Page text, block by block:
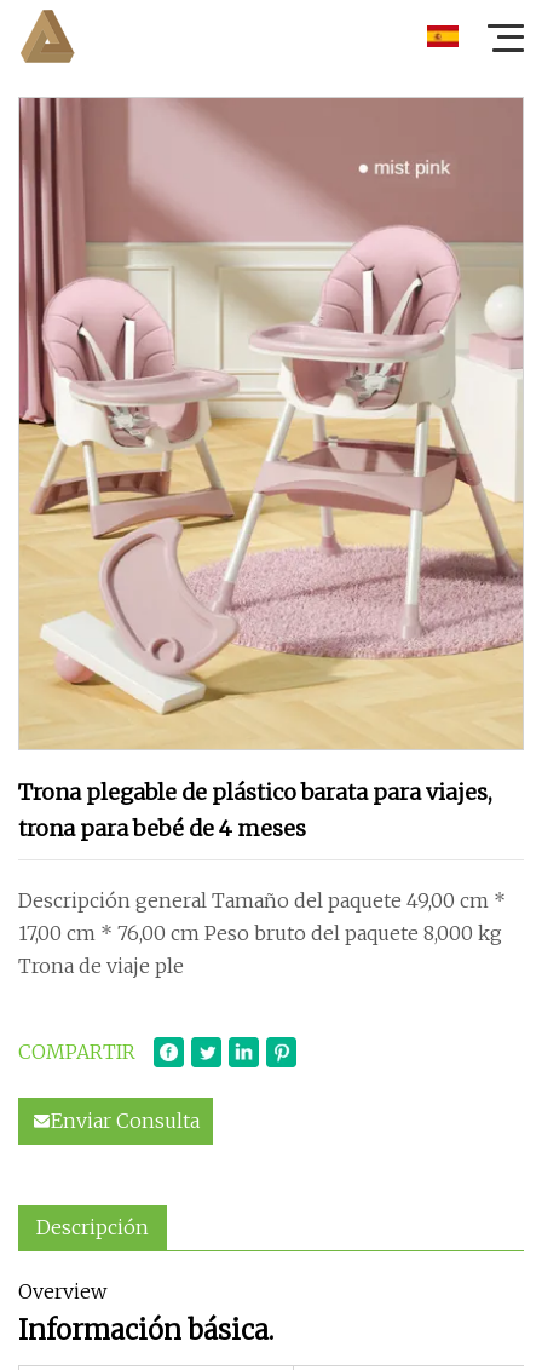
Trona plegable de plástico barata para viajes,
trona para bebé de 4 meses
Descripción general Tamaño del paquete 49,00 cm *
17,00 cm * 76,00 cm Peso bruto del paquete 8,000 kg
Trona de viaje ple
COMPARTIR
Enviar Consulta
Descripción
Overview
Información básica.